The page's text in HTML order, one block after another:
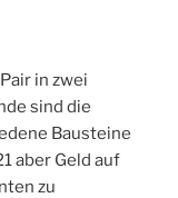
in zwei
sind die
Bausteine
aber Geld auf
zu